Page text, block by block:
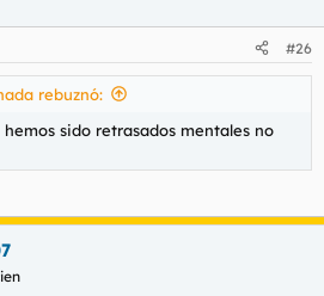
#26
rebuznó:
sido retrasados mentales no